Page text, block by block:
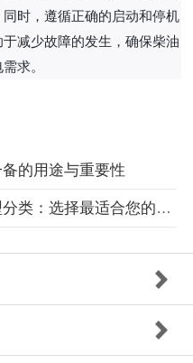
时，遵循正确的启动和停机
减少故障的发生，确保柴油
求。
的用途与重要性
下一篇 : 发电机组按燃料类型分类：选择最适合您的发电机